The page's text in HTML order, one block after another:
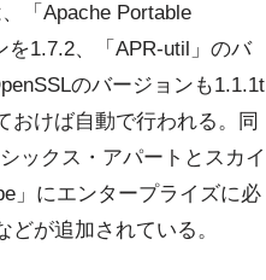
「Apache Portable
を1.7.2、「APR-util」のバ
のバージョンも1.1.1t
おけば自動で行われる。同
ックス・アパートとスカイ
」にエンタープライズに必
が追加されている。